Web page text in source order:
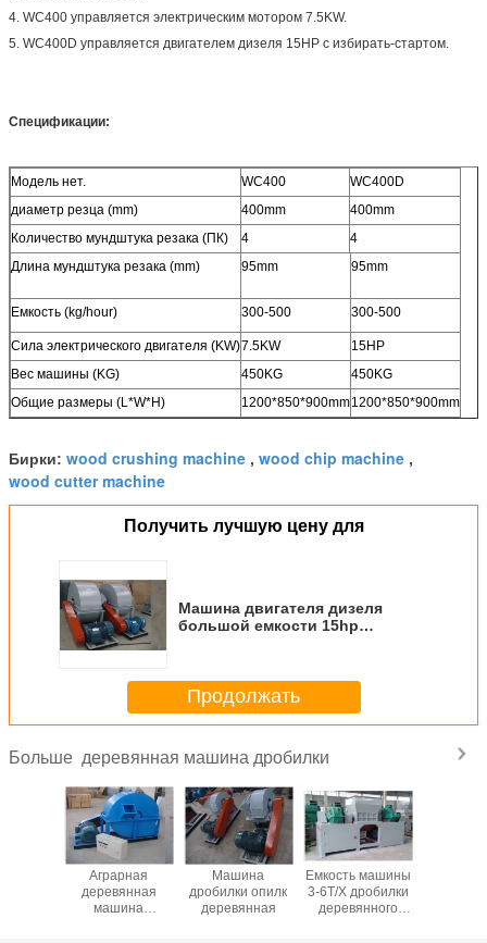
4. WC400 управляется электрическим мотором 7.5KW.
5. WC400D управляется двигателем дизеля 15HP с избирать-стартом.
Спецификации:
Модель нет. WC400
WC400D
диаметр резца (mm)
400mm
400mm
Количество мундштука резака (ПК)
4
4
Длина мундштука резака (mm)
95mm 95mm
Емкость (kg/hour) 300-500 300-500
Сила электрического двигателя (KW)7.5KW
15HP
Вес машины (KG)
450KG
450KG
Общие размеры (L*W*H)
1200*850*900mm1200*850*900mm
Бирки: wood crushing machine , wood chip machine ,
wood cutter machine
Получить лучшую цену для
Машина двигателя дизеля
большой емкости 15hp
Продолжать
Больше деревянная машина дробилки
Аграрная
деревянная
машина
Машина
дробилки опилк
деревянная
Емкость машины
3-6Т/Х дробилки
деревянного